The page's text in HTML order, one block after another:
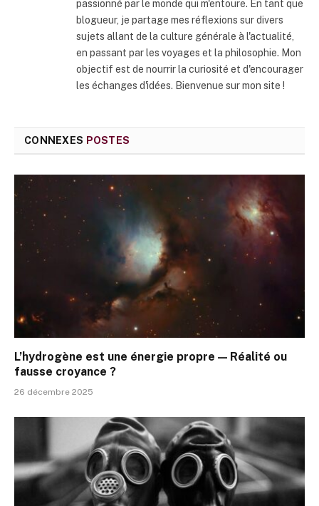
passionné par le monde qui m'entoure. En tant que
blogueur, je partage mes réflexions sur divers
sujets allant de la culture générale à l'actualité,
en passant par les voyages et la philosophie. Mon
objectif est de nourrir la curiosité et d'encourager
les échanges d'idées. Bienvenue sur mon site !
CONNEXES POSTES
L’hydrogène est une énergie propre — Réalité ou
fausse croyance ?
26 décembre 2025